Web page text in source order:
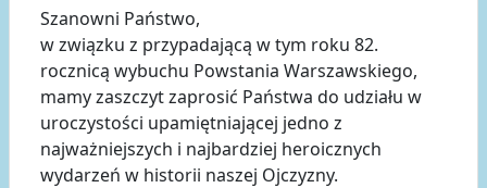
Szanowni Państwo,
w związku z przypadającą w tym roku 82.
rocznicą wybuchu Powstania Warszawskiego,
mamy zaszczyt zaprosić Państwa do udziału w
uroczystości upamiętniającej jedno z
najważniejszych i najbardziej heroicznych
wydarzeń w historii naszej Ojczyzny.